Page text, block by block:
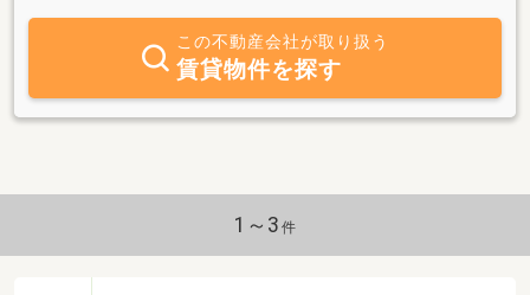
この不動産会社が取り扱う
賃貸物件を探す
1～3 件